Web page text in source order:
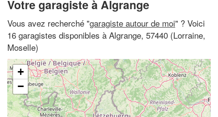
Votre garagiste à Algrange
Vous avez recherché "garagiste autour de moi" ? Voici
16 garagistes disponibles à Algrange, 57440 (Lorraine,
Moselle)
+
−